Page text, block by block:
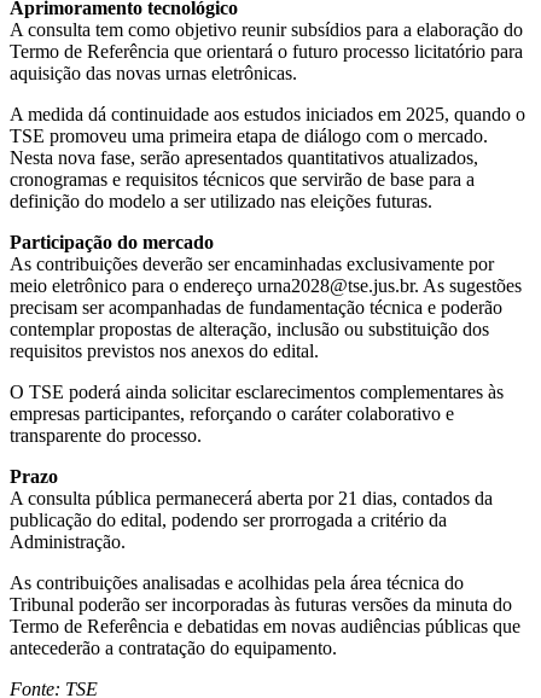
Aprimoramento tecnológico
A consulta tem como objetivo reunir subsídios para a elaboração do
Termo de Referência que orientará o futuro processo licitatório para
aquisição das novas urnas eletrônicas.
A medida dá continuidade aos estudos iniciados em 2025, quando o
TSE promoveu uma primeira etapa de diálogo com o mercado.
Nesta nova fase, serão apresentados quantitativos atualizados,
cronogramas e requisitos técnicos que servirão de base para a
definição do modelo a ser utilizado nas eleições futuras.
Participação do mercado
As contribuições deverão ser encaminhadas exclusivamente por
meio eletrônico para o endereço urna2028@tse.jus.br. As sugestões
precisam ser acompanhadas de fundamentação técnica e poderão
contemplar propostas de alteração, inclusão ou substituição dos
requisitos previstos nos anexos do edital.
O TSE poderá ainda solicitar esclarecimentos complementares às
empresas participantes, reforçando o caráter colaborativo e
transparente do processo.
Prazo
A consulta pública permanecerá aberta por 21 dias, contados da
publicação do edital, podendo ser prorrogada a critério da
Administração.
As contribuições analisadas e acolhidas pela área técnica do
Tribunal poderão ser incorporadas às futuras versões da minuta do
Termo de Referência e debatidas em novas audiências públicas que
antecederão a contratação do equipamento.
Fonte: TSE